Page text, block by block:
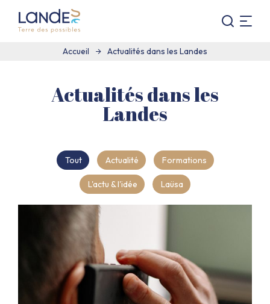
Je
Menu
Accueil Actualités dans les Landes
Actualités dans les
Landes
Tout Actualité Formations
L'actu & l'idée Laüsa